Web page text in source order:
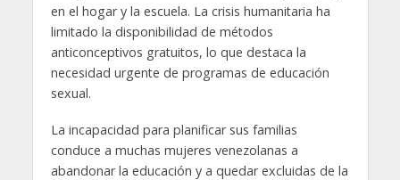
en el hogar y la escuela. La crisis humanitaria ha
limitado la disponibilidad de métodos
anticonceptivos gratuitos, lo que destaca la
necesidad urgente de programas de educación
sexual.
La incapacidad para planificar sus familias
conduce a muchas mujeres venezolanas a
abandonar la educación y a quedar excluidas de la